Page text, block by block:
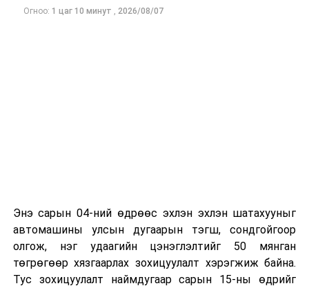
ЦЕГ: Гадаад улсын виз гаргуулахтай холбоотой 176
Огноо: 1 цаг 10 минут , 2026/08/07
Энэ сарын 04-ний өдрөөс эхлэн эхлэн шатахууныг
автомашины улсын дугаарын тэгш, сондгойгоор
олгож, нэг удаагийн цэнэглэлтийг 50 мянган
төгрөгөөр хязгаарлах зохицуулалт хэрэгжиж байна.
Тус зохицуулалт наймдугаар сарын 15-ны өдрийг